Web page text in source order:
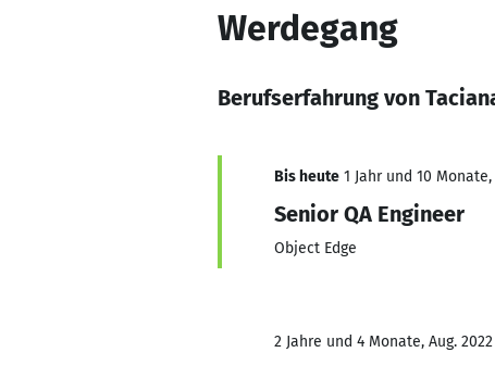
Werdegang
Berufserfahrung von
Bis heute 1 Jahr und 10
Senior QA Engineer
Object Edge
2 Jahre und 4 Monate, Aug.